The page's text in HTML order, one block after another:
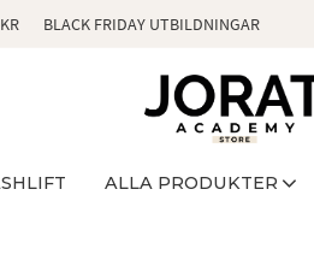
BLACK FRIDAY UTBILDNINGAR
ALLA PRODUKTER